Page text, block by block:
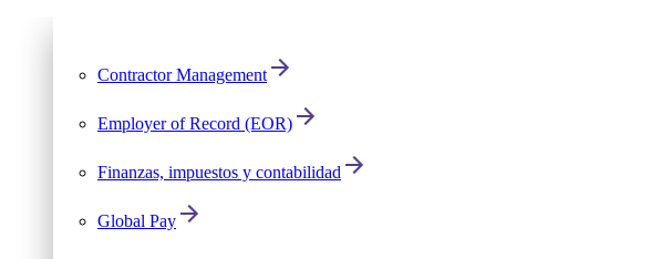
Contractor Management
Employer of Record (EOR)
Finanzas, impuestos y contabilidad
Global Pay